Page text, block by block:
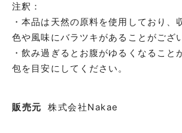
注釈：
・本品は天然の原料を使用しており、
色や風味にバラツキがあることがござ
・飲み過ぎるとお腹がゆるくなること
包を目安にしてください。
販売元 株式会社Nakae